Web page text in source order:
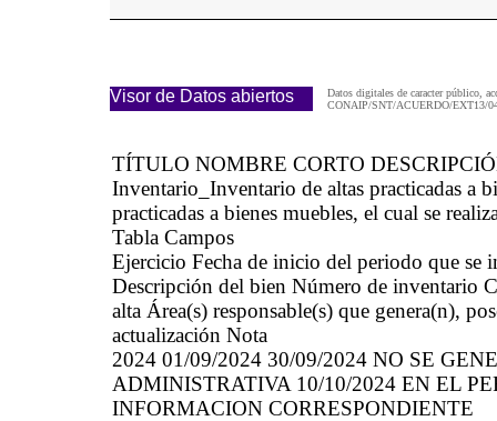
Visor de Datos abiertos
Datos digitales de caracter público,
CONAIP/SNT/ACUERDO/EXT13/
TÍTULO NOMBRE CORTO
Inventario_Inventario de altas practicadas a
practicadas a bienes muebles, el cual se
Tabla Campos
Ejercicio Fecha de inicio del periodo que se
Descripción del bien Número de inventario
alta Área(s) responsable(s) que genera(n),
actualización Nota
2024 01/09/2024 30/09/2024 NO SE
ADMINISTRATIVA 10/10/2024 EN EL
INFORMACION CORRESPONDIENTE